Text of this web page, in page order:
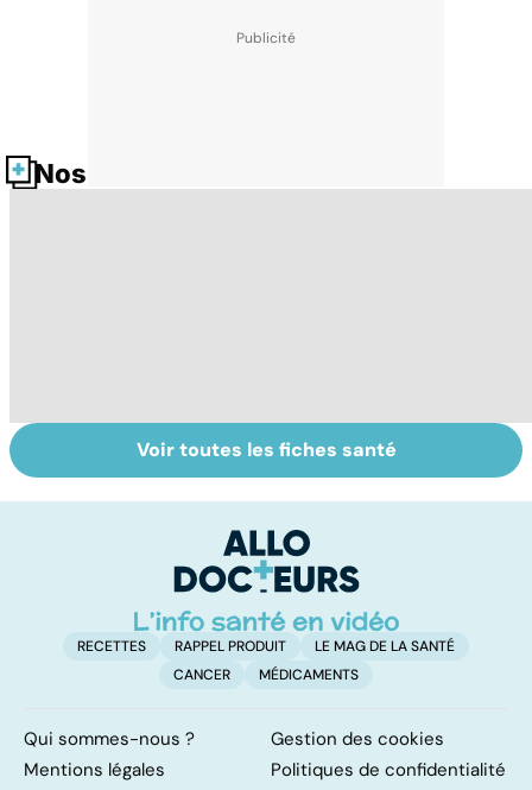
Nos fiches santé
Comment tenir
ses bonnes
Muscler ses
abdos pour
ventre plat
Voir toutes les fiches santé
RECETTES RAPPEL PRODUIT
LE MAG DE LA SANTÉ
CANCER
MÉDICAMENTS
Qui sommes-nous ?
Gestion des cookies
Mentions légales
Politiques de confidentialité